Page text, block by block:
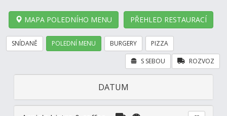
MAPA POLEDNÍHO MENU PŘEHLED RESTAURACÍ
SNÍDANĚ POLEDNÍ MENU BURGERY PIZZA
ROZVOZ
S SEBOU
DATUM